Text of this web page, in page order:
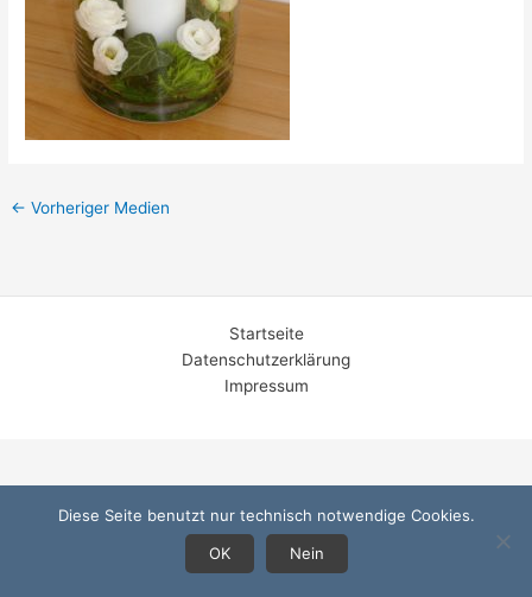
← Vorheriger Medien
Startseite
Datenschutzerklärung
Impressum
Diese Seite benutzt nur technisch notwendige Cookies.
OK
Nein